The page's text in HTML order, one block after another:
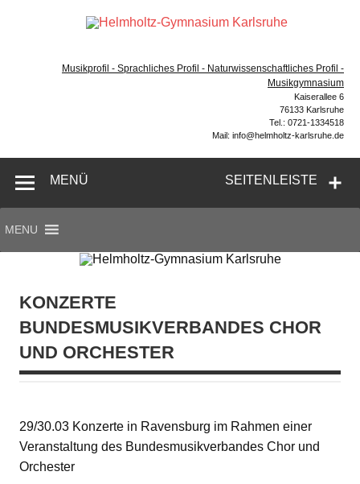
Musikprofil - Sprachliches Profil - Naturwissenschaftliches Profil -
Musikgymnasium
Kaiserallee 6
76133 Karlsruhe
Tel.: 0721-1334518
Mail: info@helmholtz-karlsruhe.de
SEITENLEISTE
MENÜ
MENU
KONZERTE
BUNDESMUSIKVERBANDES CHOR
UND ORCHESTER
29/30.03 Konzerte in Ravensburg im Rahmen einer
Veranstaltung des Bundesmusikverbandes Chor und
Orchester